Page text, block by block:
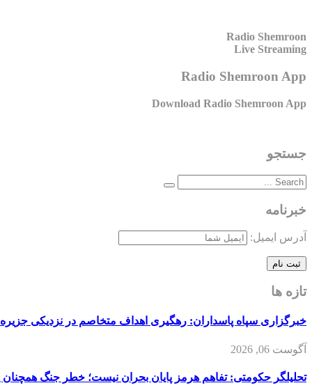
Radio Shemroon
Live Streaming
Radio Shemroon App
Download Radio Shemroon App
جستجو
خبرنامه
آدرس ایمیل:
تازه ها
خبرگزاری سپاه پاسداران: رهگیری اهداف متخاصم در نزدیکی
آگوست 06, 2026
تحلیلگر حکومتی: تفاهم هرمز پایان بحران نیست؛ خطر جنگ